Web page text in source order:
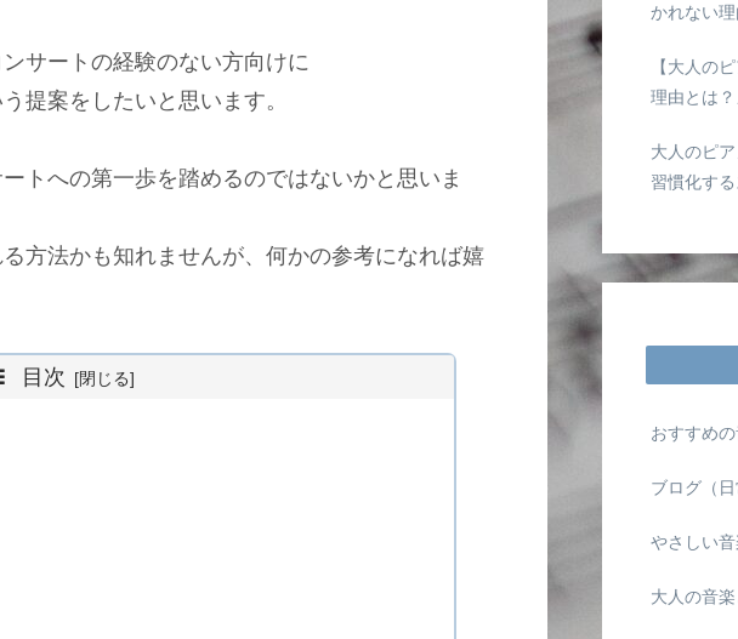
サートの経験のない方向けに
提案をしたいと思います。
トへの第一歩を踏めるのではないかと思いま
方法かも知れませんが、何かの参考になれば嬉
目次
かれない理
【大人の
理由とは
大人のピ
習慣化す
おすすめ
ブログ（日
やさしい
大人の音